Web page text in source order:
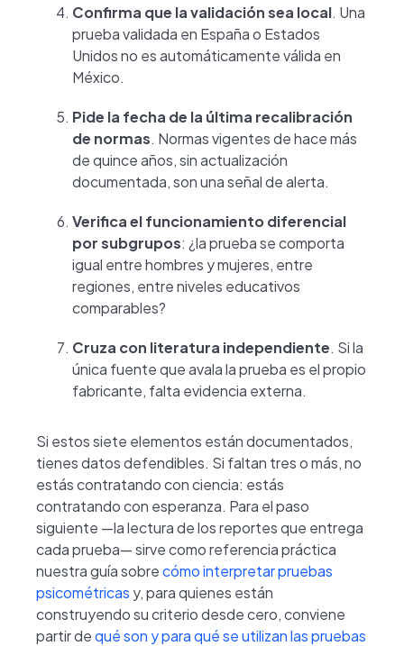
Confirma que la validación sea local. Una
prueba validada en España o Estados
Unidos no es automáticamente válida en
México.
Pide la fecha de la última recalibración
de normas. Normas vigentes de hace más
de quince años, sin actualización
documentada, son una señal de alerta.
Verifica el funcionamiento diferencial
por subgrupos: ¿la prueba se comporta
igual entre hombres y mujeres, entre
regiones, entre niveles educativos
comparables?
Cruza con literatura independiente. Si la
única fuente que avala la prueba es el propio
fabricante, falta evidencia externa.
Si estos siete elementos están documentados,
tienes datos defendibles. Si faltan tres o más, no
estás contratando con ciencia: estás
contratando con esperanza. Para el paso
siguiente —la lectura de los reportes que entrega
cada prueba— sirve como referencia práctica
nuestra guía sobrecómo interpretar pruebas
psicométricas y, para quienes están
construyendo su criterio desde cero, conviene
partir dequé son y para qué se utilizan las pruebas